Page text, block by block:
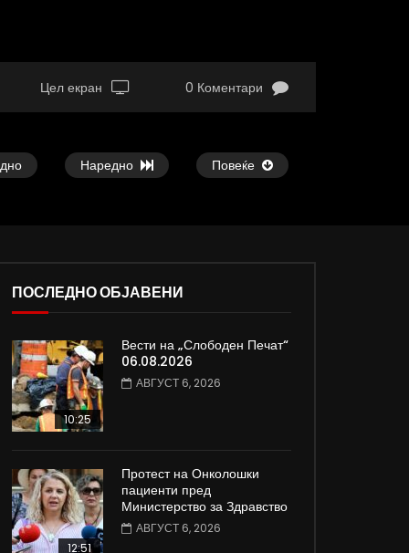
Цел екран 0 Коментари
Наредно Повеќе
37:25
Арсовски: „Се вариме како жаби,
додека сме надвор од ЕУ“
АВГУСТ 5, 2026
0
6K
ПОСЛЕДНО ОБЈАВЕНИ
10:25
Вести на „Слободен Печат“
06.08.2026
АВГУСТ 6, 2026
12:51
Протест на Онколошки
пациенти пред
Министерство за Здравство
АВГУСТ 6, 2026